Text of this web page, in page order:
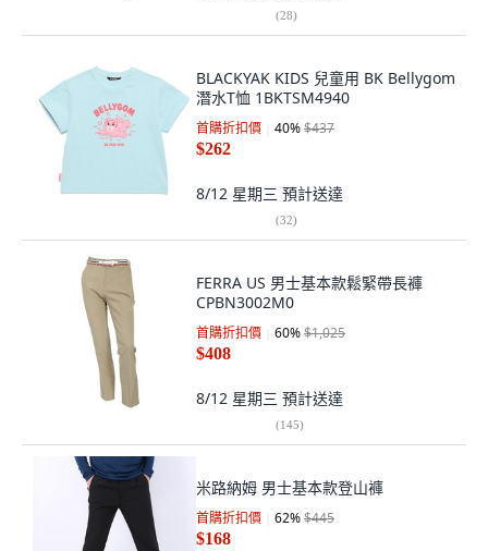
(28)
BLACKYAK KIDS 兒童用 BK Bellygom
潛水T恤 1BKTSM4940
首購折扣價 40%$437
$262
8/12 星期三 預計送達
(32)
FERRA US 男士基本款鬆緊帶長褲
CPBN3002M0
首購折扣價 60%$1,025
$408
8/12 星期三 預計送達
(145)
米路納姆 男士基本款登山褲
首購折扣價 62%$445
$168